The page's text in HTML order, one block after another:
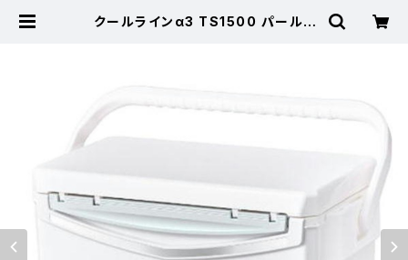
クールラインα3 TS1500 パール |